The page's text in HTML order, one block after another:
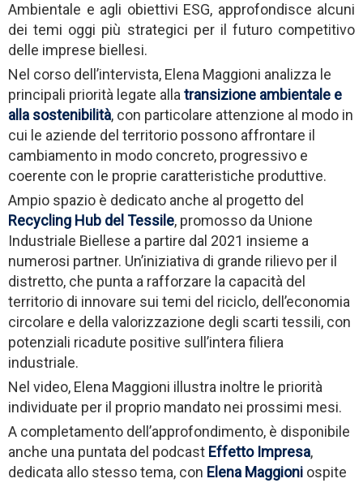
Ambientale e agli obiettivi ESG, approfondisce alcuni
dei temi oggi più strategici per il futuro competitivo
delle imprese biellesi.
Nel corso dell’intervista, Elena Maggioni analizza le
principali priorità legate alla transizione ambientale e
alla sostenibilità, con particolare attenzione al modo in
cui le aziende del territorio possono affrontare il
cambiamento in modo concreto, progressivo e
coerente con le proprie caratteristiche produttive.
Ampio spazio è dedicato anche al progetto del
Recycling Hub del Tessile, promosso da Unione
Industriale Biellese a partire dal 2021 insieme a
numerosi partner. Un’iniziativa di grande rilievo per il
distretto, che punta a rafforzare la capacità del
territorio di innovare sui temi del riciclo, dell’economia
circolare e della valorizzazione degli scarti tessili, con
potenziali ricadute positive sull’intera filiera
industriale.
Nel video, Elena Maggioni illustra inoltre le priorità
individuate per il proprio mandato nei prossimi mesi.
A completamento dell’approfondimento, è disponibile
anche una puntata del podcast Effetto Impresa,
dedicata allo stesso tema, con Elena Maggioni ospite